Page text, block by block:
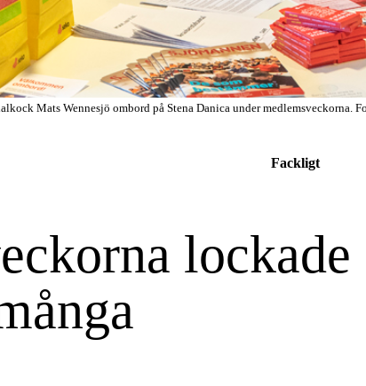
Mats Wennesjö ombord på Stena Danica under medlemsveckorna.
Fackligt
lockade